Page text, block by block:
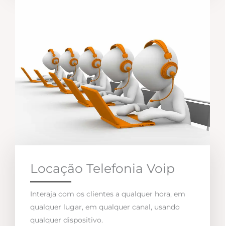
Locação Telefonia Voip
Interaja com os clientes a qualquer hora, em
qualquer lugar, em qualquer canal, usando
qualquer dispositivo.